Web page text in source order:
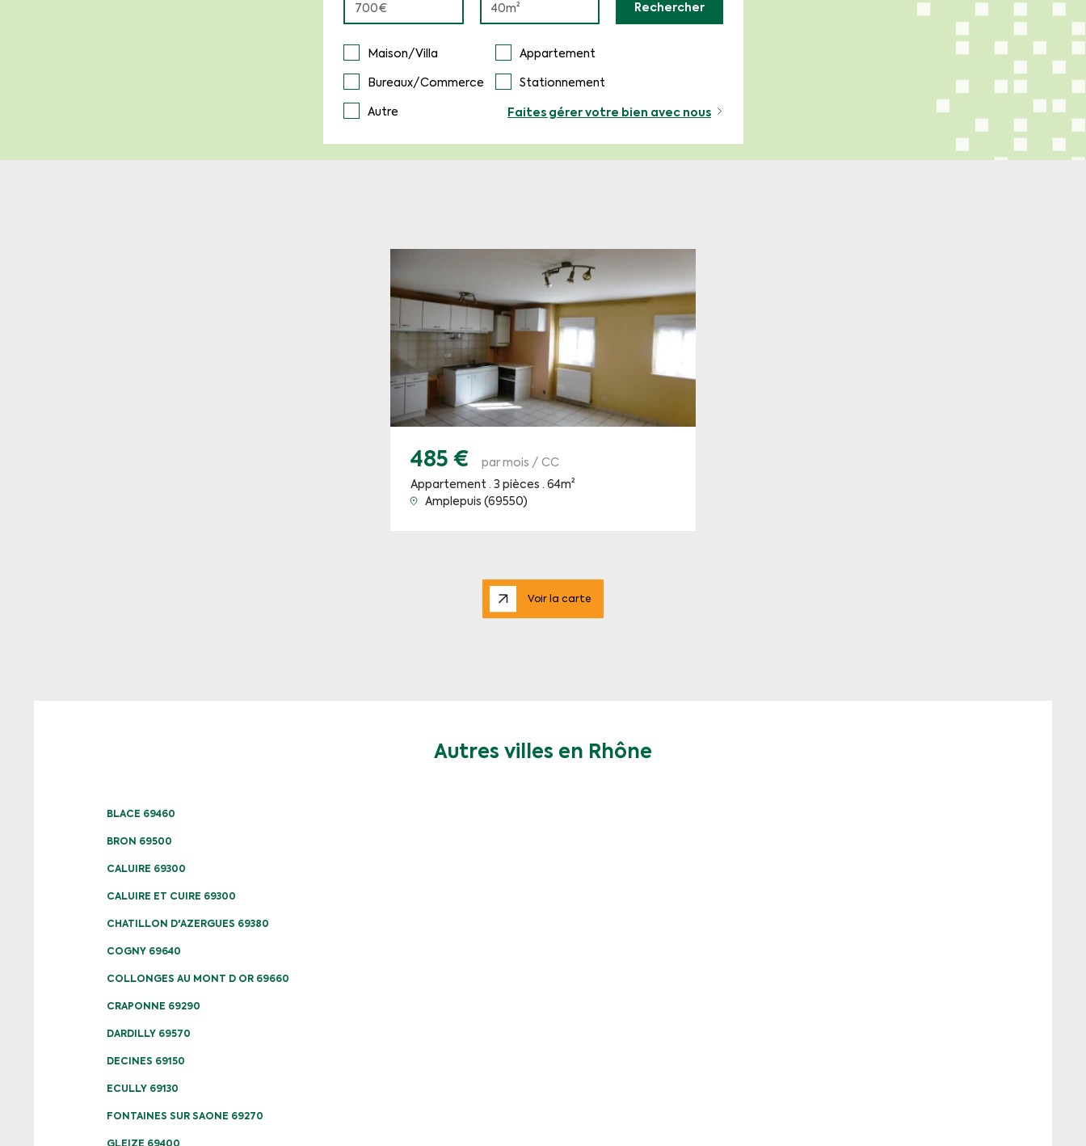
Rechercher
Maison/Villa Appartement
Bureaux/Commerce Stationnement
Autre Faites gérer votre bien avec nous
485 €
par mois / CC
Appartement · 3 pièces · 64m²
Amplepuis (69550)
Voir la carte
Autres villes en Rhône
BLACE 69460
BRON 69500
CALUIRE 69300
CALUIRE ET CUIRE 69300
CHATILLON D'AZERGUES 69380
COGNY 69640
COLLONGES AU MONT D OR 69660
CRAPONNE 69290
DARDILLY 69570
DECINES 69150
ECULLY 69130
FONTAINES SUR SAONE 69270